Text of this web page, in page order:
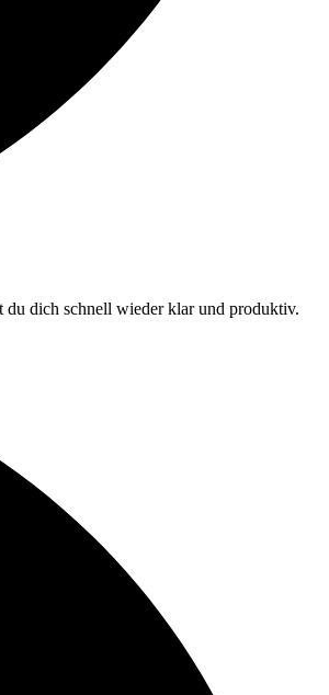
du dich schnell wieder klar und produktiv.